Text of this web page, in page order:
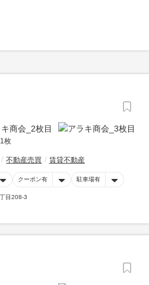
1枚
不動産売買 賃貸不動産
クーポン有 駐車場有
目208-3